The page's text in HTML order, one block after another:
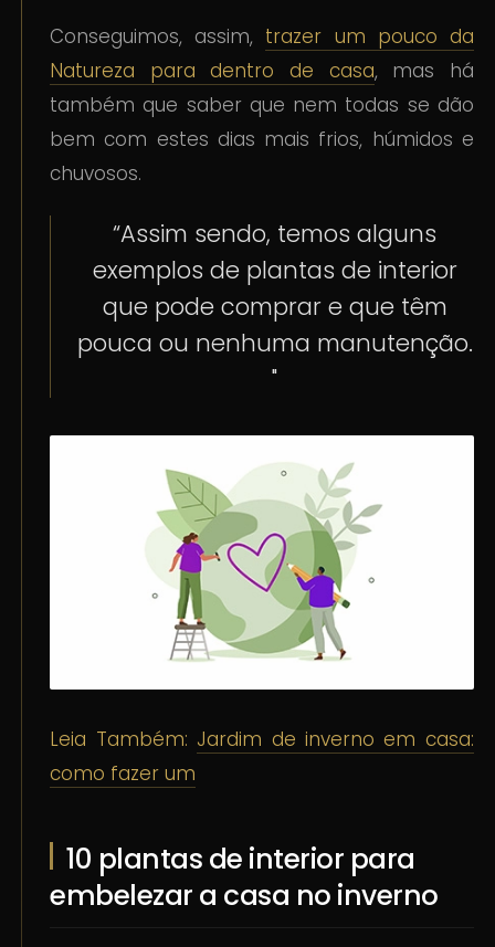
Conseguimos, assim, trazer um pouco da
Natureza para dentro de casa, mas há
também que saber que nem todas se dão
bem com estes dias mais frios, húmidos e
chuvosos.
“Assim sendo, temos alguns
exemplos de plantas de interior
que pode comprar e que têm
pouca ou nenhuma manutenção.
"
Leia Também: Jardim de inverno em casa:
como fazer um
10 plantas de interior para
embelezar a casa no inverno